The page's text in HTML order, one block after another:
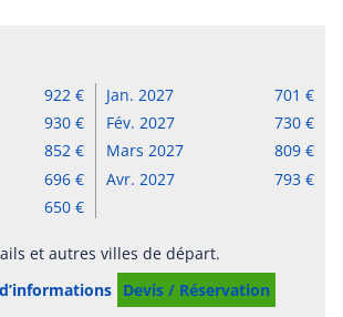
Devis / Réservation
922
930
852
696
650
Jan. 2027
701
Fév. 2027
730
Mars 2027
809
Avr. 2027
793
et autres villes de départ.